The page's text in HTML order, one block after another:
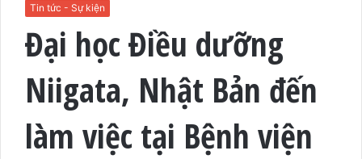
Tin tức - Sự kiện
Đại học Điều dưỡng
Niigata, Nhật Bản đến
làm việc tại Bệnh viện